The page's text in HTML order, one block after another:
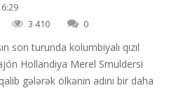
3 410 0
son turunda kolumbiyalı qızıl
Hollandiya Merel Smuldersi
gələrək ölkənin adını bir daha